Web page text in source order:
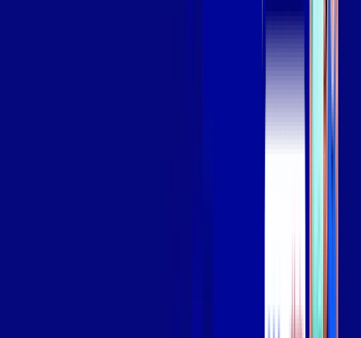
Assista filmes e séries em 4k sem interrupções